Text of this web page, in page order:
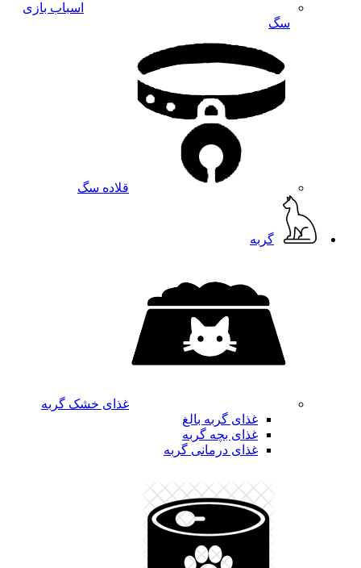
اسباب بازی
سگ
قلاده سگ
گربه
غذای خشک گربه
غذای گربه بالغ
غذای بچه گربه
غذای درمانی گربه